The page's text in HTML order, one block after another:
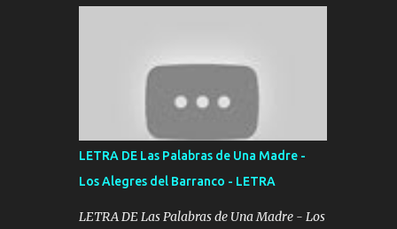
es...
reglas no secuestr0 no r0bar De La C giró la
orden nos comanda el doble P bien firmes
con Alto PRIETO y la camisa es color Verde y
peleam0s la Bandera por todita a la ciudad
con los drones patrullando la Frontera De
blancas ya hace falta mi APA FLACO verde
se le extraña pa que sepan Aquí Pura GENTE
LETRA DE Las Palabras de Una Madre -
Los Alegres del Barranco - LETRA
LETRA DE Las Palabras de Una Madre - Los